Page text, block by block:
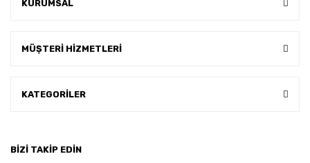
KURUMSAL
MÜŞTERİ HİZMETLERİ
KATEGORİLER
BİZİ TAKİP EDİN